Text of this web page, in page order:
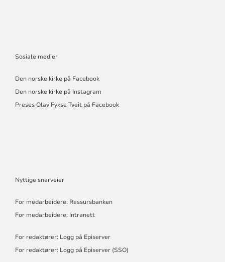
Sosiale medier
Den norske kirke på Facebook
Den norske kirke på Instagram
Preses Olav Fykse Tveit på Facebook
Nyttige snarveier
For medarbeidere: Ressursbanken
For medarbeidere: Intranett
For redaktører: Logg på Episerver
For redaktører: Logg på Episerver (SSO)